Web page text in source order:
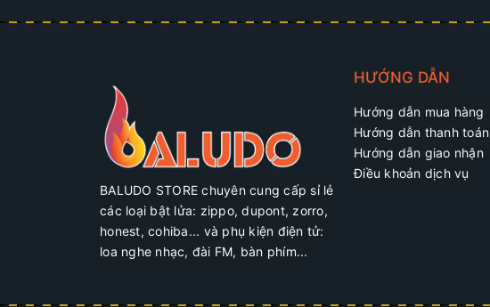
BALUDO STORE chuyên cung cấp sỉ lẻ
các loại bật lửa: zippo, dupont, zorro,
honest, cohiba... và phụ kiện điện tử:
loa nghe nhạc, đài FM, bàn phím...
HƯỚNG DẪN
Hướng dẫn mua hàng
Hướng dẫn thanh toán
Hướng dẫn giao nhận
Điều khoản dịch vụ